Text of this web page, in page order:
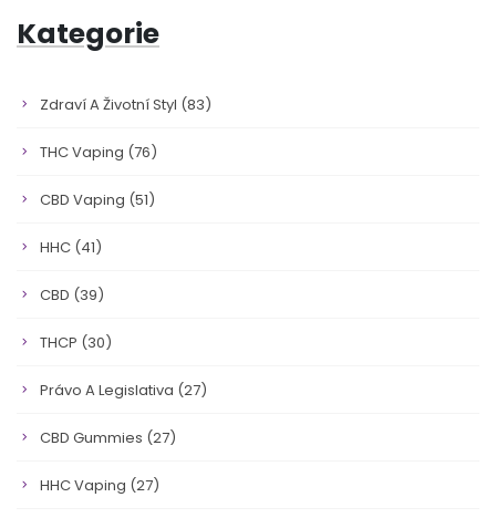
Kategorie
Zdraví A Životní Styl (83)
THC Vaping (76)
CBD Vaping (51)
HHC (41)
CBD (39)
THCP (30)
Právo A Legislativa (27)
CBD Gummies (27)
HHC Vaping (27)